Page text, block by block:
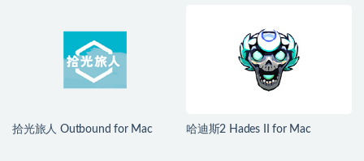
拾光旅人 Outbound for Mac
哈迪斯2 Hades II for Mac